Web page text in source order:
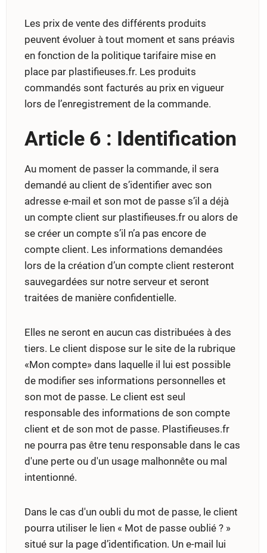
Les prix de vente des différents produits
peuvent évoluer à tout moment et sans préavis
en fonction de la politique tarifaire mise en
place par plastifieuses.fr. Les produits
commandés sont facturés au prix en vigueur
lors de l’enregistrement de la commande.
Article 6 : Identification
Au moment de passer la commande, il sera
demandé au client de s’identifier avec son
adresse e-mail et son mot de passe s’il a déjà
un compte client sur plastifieuses.fr ou alors de
se créer un compte s’il n’a pas encore de
compte client. Les informations demandées
lors de la création d’un compte client resteront
sauvegardées sur notre serveur et seront
traitées de manière confidentielle.
Elles ne seront en aucun cas distribuées à des
tiers. Le client dispose sur le site de la rubrique
«Mon compte» dans laquelle il lui est possible
de modifier ses informations personnelles et
son mot de passe. Le client est seul
responsable des informations de son compte
client et de son mot de passe. Plastifieuses.fr
ne pourra pas être tenu responsable dans le cas
d'une perte ou d'un usage malhonnête ou mal
intentionné.
Dans le cas d'un oubli du mot de passe, le client
pourra utiliser le lien « Mot de passe oublié ? »
situé sur la page d’identification. Un e-mail lui